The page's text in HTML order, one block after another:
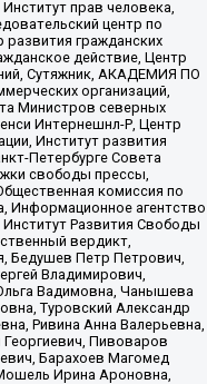
прав человека,
центр по
гражданских
действие, Центр
Сутяжник, АКАДЕМИЯ ПО
организаций,
Министров северных
Интернешнл-Р, Центр
Институт развития
Петербурге Совета
свободы прессы,
комиссия по
Информационное агентство
Развития Свободы
вердикт,
Бедушев Петр Петрович,
Владимирович,
Вадимовна, Чанышева
Туровский Александр
Ривина Анна Валерьевна,
Пивоваров
Барахоев Магомед
Ирина Ароновна,